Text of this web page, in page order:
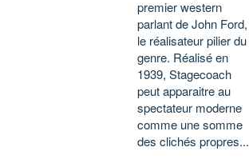
premier western
parlant de John Ford,
le réalisateur pilier du
genre. Réalisé en
1939, Stagecoach
peut apparaitre au
spectateur moderne
comme une somme
des clichés propres...